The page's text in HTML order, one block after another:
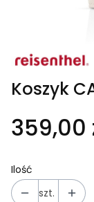
Koszyk
359,00
Ilość
szt.